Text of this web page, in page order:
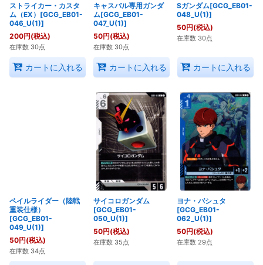
ストライカー・カスタ
ム（EX）[GCG_EB01-
046_U(1)]
200円(税込)
在庫数 30点
カートに入れる
キャスバル専用ガンダ
ム[GCG_EB01-
047_U(1)]
50円(税込)
在庫数 30点
カートに入れる
Sガンダム[GCG_EB01-
048_U(1)]
50円(税込)
在庫数 30点
カートに入れる
ペイルライダー（陸戦
重装仕様）
[GCG_EB01-
049_U(1)]
50円(税込)
在庫数 34点
サイコロガンダム
[GCG_EB01-
050_U(1)]
50円(税込)
在庫数 35点
ヨナ・バシュタ
[GCG_EB01-
062_U(1)]
50円(税込)
在庫数 29点